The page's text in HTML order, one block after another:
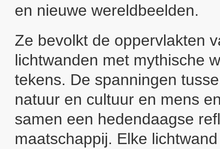
en nieuwe wereldbeelden.
Ze bevolkt de oppervlakten
lichtwanden met mythische
tekens. De spanningen
natuur en cultuur en mens
samen een hedendaagse
maatschappij. Elke